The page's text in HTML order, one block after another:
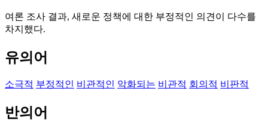
여론 조사 결과, 새로운 정책에 대한 부정적인 의견이 다수를
차지했다.
유의어
소극적 부정적인 비관적인 악화되는 비관적 회의적 비판적
반의어